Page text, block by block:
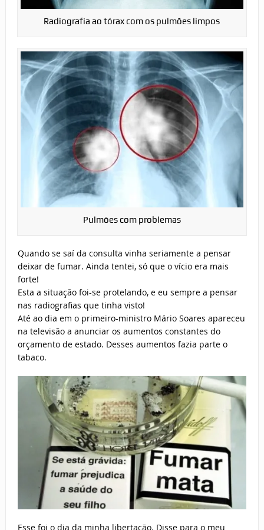
Radiografia ao tórax com os pulmões limpos
Pulmões com problemas
Quando se saí da consulta vinha seriamente a pensar
deixar de fumar. Ainda tentei, só que o vício era mais
forte!
Esta a situação foi-se protelando, e eu sempre a pensar
nas radiografias que tinha visto!
Até ao dia em o primeiro-ministro Mário Soares apareceu
na televisão a anunciar os aumentos constantes do
orçamento de estado. Desses aumentos fazia parte o
tabaco.
Esse foi o dia da minha libertação. Disse para o meu